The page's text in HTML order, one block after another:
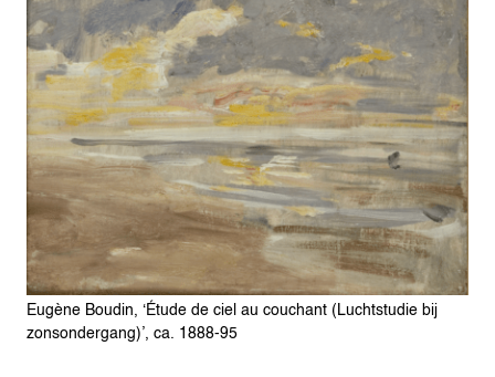
Eugène Boudin, ‘Étude de ciel au couchant (Luchtstudie bij
zonsondergang)’, ca. 1888-95